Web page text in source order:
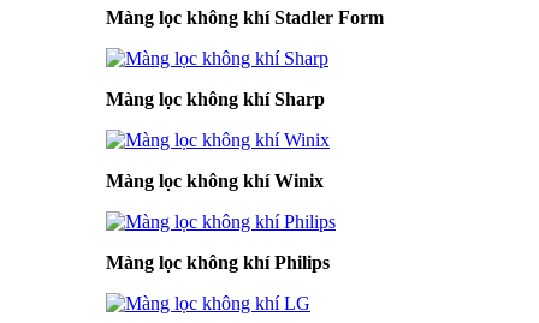
Màng lọc không khí Stadler Form
Màng lọc không khí Sharp
Màng lọc không khí Winix
Màng lọc không khí Philips